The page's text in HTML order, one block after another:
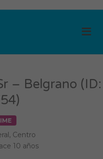
– Belgrano (ID:
, Centro
10 años